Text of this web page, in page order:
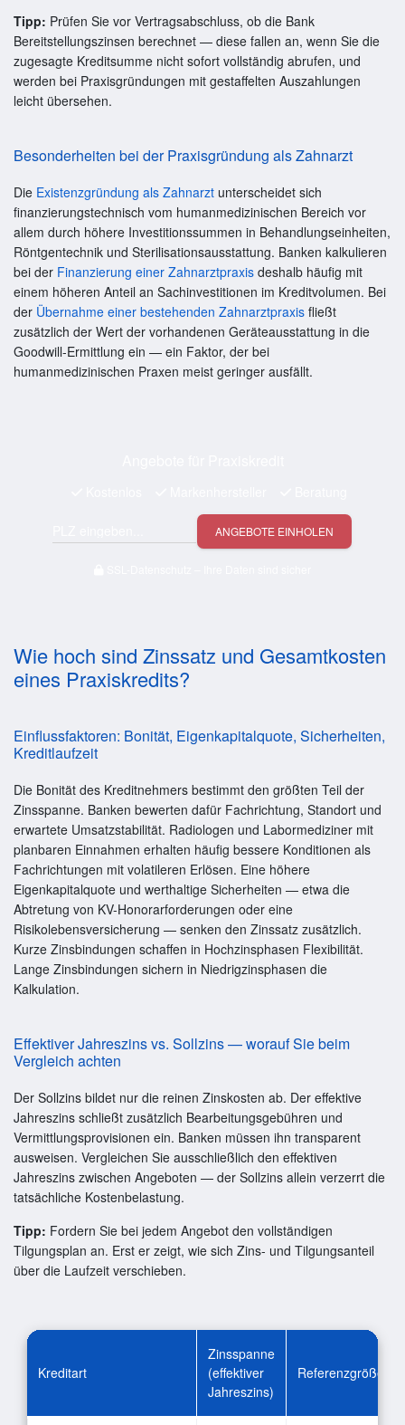
Tipp: Prüfen Sie vor Vertragsabschluss, ob die Bank
Bereitstellungszinsen berechnet — diese fallen an, wenn Sie die
zugesagte Kreditsumme nicht sofort vollständig abrufen, und
werden bei Praxisgründungen mit gestaffelten Auszahlungen
leicht übersehen.
Besonderheiten bei der Praxisgründung als Zahnarzt
Die Existenzgründung als Zahnarzt unterscheidet sich
finanzierungstechnisch vom humanmedizinischen Bereich vor
allem durch höhere Investitionssummen in Behandlungseinheiten,
Röntgentechnik und Sterilisationsausstattung. Banken kalkulieren
bei der Finanzierung einer Zahnarztpraxis deshalb häufig mit
einem höheren Anteil an Sachinvestitionen im Kreditvolumen. Bei
der Übernahme einer bestehenden Zahnarztpraxis fließt
zusätzlich der Wert der vorhandenen Geräteausstattung in die
Goodwill-Ermittlung ein — ein Faktor, der bei
humanmedizinischen Praxen meist geringer ausfällt.
ANGEBOTE EINHOLEN
Wie hoch sind Zinssatz und Gesamtkosten
eines Praxiskredits?
Einflussfaktoren: Bonität, Eigenkapitalquote, Sicherheiten,
Kreditlaufzeit
Die Bonität des Kreditnehmers bestimmt den größten Teil der
Zinsspanne. Banken bewerten dafür Fachrichtung, Standort und
erwartete Umsatzstabilität. Radiologen und Labormediziner mit
planbaren Einnahmen erhalten häufig bessere Konditionen als
Fachrichtungen mit volatileren Erlösen. Eine höhere
Eigenkapitalquote und werthaltige Sicherheiten — etwa die
Abtretung von KV-Honorarforderungen oder eine
Risikolebensversicherung — senken den Zinssatz zusätzlich.
Kurze Zinsbindungen schaffen in Hochzinsphasen Flexibilität.
Lange Zinsbindungen sichern in Niedrigzinsphasen die
Kalkulation.
Effektiver Jahreszins vs. Sollzins — worauf Sie beim
Vergleich achten
Der Sollzins bildet nur die reinen Zinskosten ab. Der effektive
Jahreszins schließt zusätzlich Bearbeitungsgebühren und
Vermittlungsprovisionen ein. Banken müssen ihn transparent
ausweisen. Vergleichen Sie ausschließlich den effektiven
Jahreszins zwischen Angeboten — der Sollzins allein verzerrt die
tatsächliche Kostenbelastung.
Tipp: Fordern Sie bei jedem Angebot den vollständigen
Tilgungsplan an. Erst er zeigt, wie sich Zins- und Tilgungsanteil
über die Laufzeit verschieben.
Kreditart
Zinsspanne
(effektiver
Jahreszins)
Referenzgröße